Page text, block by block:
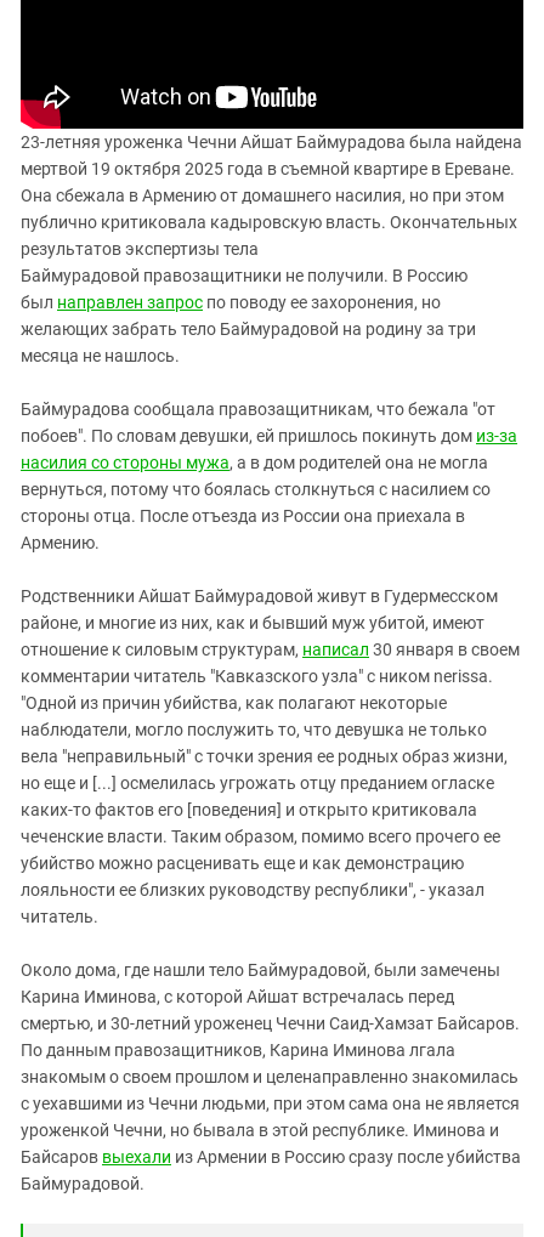
23-летняя уроженка Чечни Айшат Баймурадова была найдена
мертвой 19 октября 2025 года в съемной квартире в Ереване.
Она сбежала в Армению от домашнего насилия, но при этом
публично критиковала кадыровскую власть. Окончательных
результатов экспертизы тела
Баймурадовой правозащитники не получили. В Россию
был направлен запрос по поводу ее захоронения, но
желающих забрать тело Баймурадовой на родину за три
месяца не нашлось.
Баймурадова сообщала правозащитникам, что бежала "от
побоев". По словам девушки, ей пришлось покинуть дом из-за
насилия со стороны мужа, а в дом родителей она не могла
вернуться, потому что боялась столкнуться с насилием со
стороны отца. После отъезда из России она приехала в
Армению.
Родственники Айшат Баймурадовой живут в Гудермесском
районе, и многие из них, как и бывший муж убитой, имеют
отношение к силовым структурам, написал 30 января в своем
комментарии читатель "Кавказского узла" с ником nerissa.
"Одной из причин убийства, как полагают некоторые
наблюдатели, могло послужить то, что девушка не только
вела "неправильный" с точки зрения ее родных образ жизни,
но еще и [...] осмелилась угрожать отцу преданием огласке
каких-то фактов его [поведения] и открыто критиковала
чеченские власти. Таким образом, помимо всего прочего ее
убийство можно расценивать еще и как демонстрацию
лояльности ее близких руководству республики", - указал
читатель.
Около дома, где нашли тело Баймурадовой, были замечены
Карина Иминова, с которой Айшат встречалась перед
смертью, и 30-летний уроженец Чечни Саид-Хамзат Байсаров.
По данным правозащитников, Карина Иминова лгала
знакомым о своем прошлом и целенаправленно знакомилась
с уехавшими из Чечни людьми, при этом сама она не является
уроженкой Чечни, но бывала в этой республике. Иминова и
Байсаров выехали из Армении в Россию сразу после убийства
Баймурадовой.